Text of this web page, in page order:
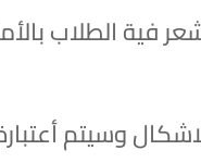
فية الطلاب
وسيتم